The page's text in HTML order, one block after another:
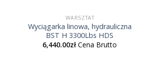
WARSZTAT
Wyciągarka linowa, hydrauliczna
BST H 3300Lbs HDS
6,440.00zł Cena Brutto